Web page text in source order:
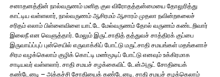
சனாதனத்தின் நால்வருணம் மனித குல விரோதத்தன்மையை தோலுரித்து
காட்டிய வள்ளலார், நால்வருணம் ஆசிரமம் ஆசாரம் முதலா நவின்றகலைச்
சரிதம் எலாம் பிள்ளைவிளை யாட்டே மேல்வருணம் தோல் வருணம் கண்டறிவார்
இலைநீ என வெளுத்தார். மேலும் இருட்சாதித் தத்துவச் சாத்திரக் குப்பை
இருவாய்ப்புப் புன்செயில் எருவாக்கிப் போட்டு மருட்சாதி சமயங்கள் மதங்களாச்
சிரம வழக்கெலாம் குழிக் கொட்டி மண்மூடிப் போட்டு எனவும் உக்கிரமாக
சாடியவர் வள்ளலார். சாதி சமயச் சழக்கைவிட் டேன்அருட் சோதியைக்
கண்டேனடி – அக்கச்சி சோதியைக் கண்டேனடி. சாதி சமயச் சழக்கெலாம்